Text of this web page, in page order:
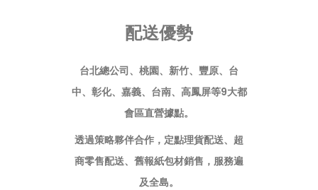
配送優勢
台北總公司、桃園、新竹、豐原、台
中、彰化、嘉義、台南、高鳳屏等9大都
會區直營據點。
透過策略夥伴合作，定點理貨配送、超
商零售配送、舊報紙包材銷售，服務遍
及全島。